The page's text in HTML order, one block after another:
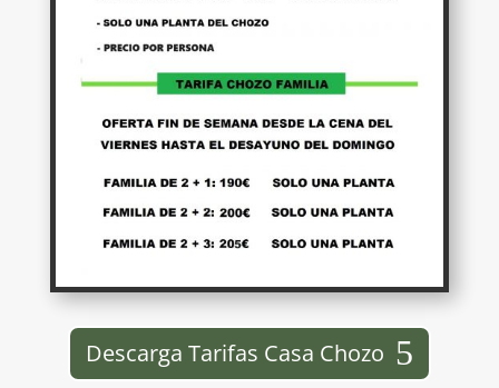
Descarga Tarifas Casa Chozo